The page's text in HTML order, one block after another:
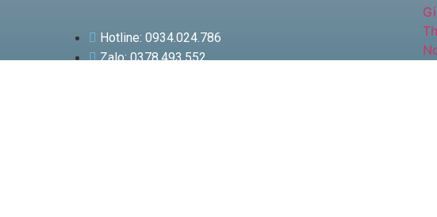
Hotline: 0934.024.786
Zalo: 0378.493.552